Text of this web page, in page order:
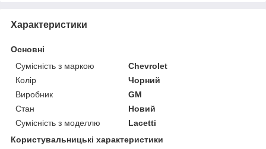
Характеристики
Основні
Сумісність з маркою
Chevrolet
Колір
Чорний
Виробник
GM
Стан
Новий
Сумісність з моделлю
Lacetti
Користувальницькі характеристики